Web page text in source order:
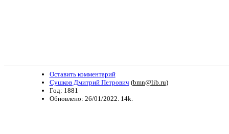
Оставить комментарий
Сушков Дмитрий Петрович (bmn@lib.ru)
Год: 1881
Обновлено: 26/01/2022. 14k.